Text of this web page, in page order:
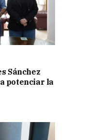
Sánchez
potenciar la